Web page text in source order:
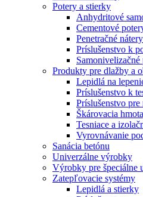
Potery a stierky
Anhydritové
Cementové
Penetračné
Príslušenstvo k
Produkty pre dlažby a
Lepidlá na
Príslušenstvo k
Príslušenstvo
Škárovacia
Tesniace a
Vyrovnávanie
Sanácia betónu
Univerzálne výrobky
Výrobky pre špeciálne
Zatepľovacie systémy
Lepidlá a stierky